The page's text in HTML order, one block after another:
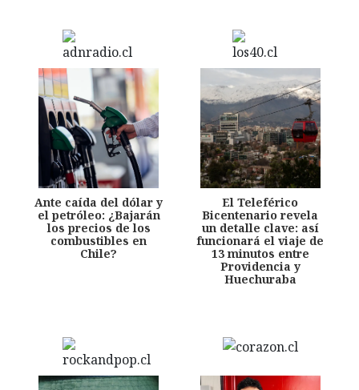
Ante caída del dólar y
el petróleo: ¿Bajarán
los precios de los
combustibles en
Chile?
El Teleférico
Bicentenario revela
un detalle clave: así
funcionará el viaje de
13 minutos entre
Providencia y
Huechuraba